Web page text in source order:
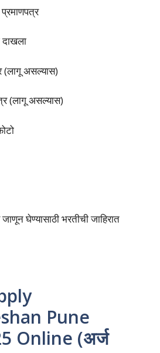
प्रमाणपत्र
दाखला
(लागू असल्यास)
(लागू असल्यास)
घेण्यासाठी भरतीची जाहिरात
Pune
Online (अर्ज